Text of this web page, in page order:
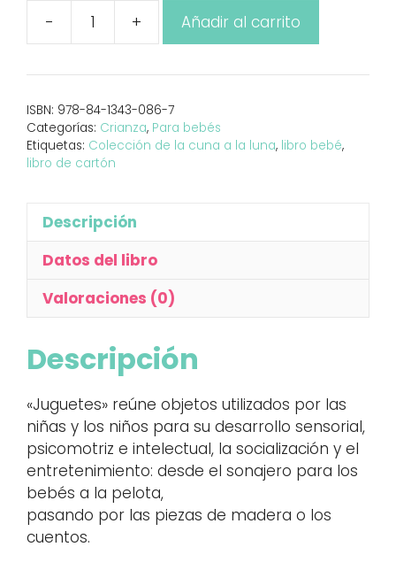
-
Juguetes
+ Añadir al carrito
ISBN: 978-84-1343-086-7
Categorías: Crianza, Para bebés
Etiquetas: Colección de la cuna a la luna, libro bebé,
libro de cartón
Descripción
Datos del libro
Valoraciones (0)
Descripción
«Juguetes» reúne objetos utilizados por las
niñas y los niños para su desarrollo sensorial,
psicomotriz e intelectual, la socialización y el
entretenimiento: desde el sonajero para los
bebés a la pelota,
pasando por las piezas de madera o los
cuentos.